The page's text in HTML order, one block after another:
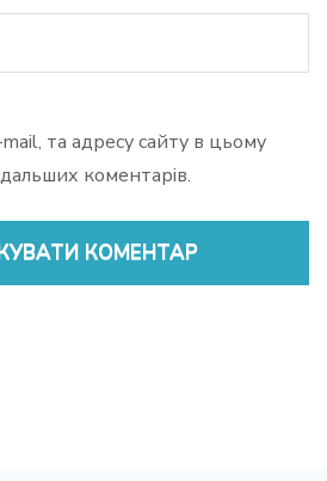
та адресу сайту в цьому
коментарів.